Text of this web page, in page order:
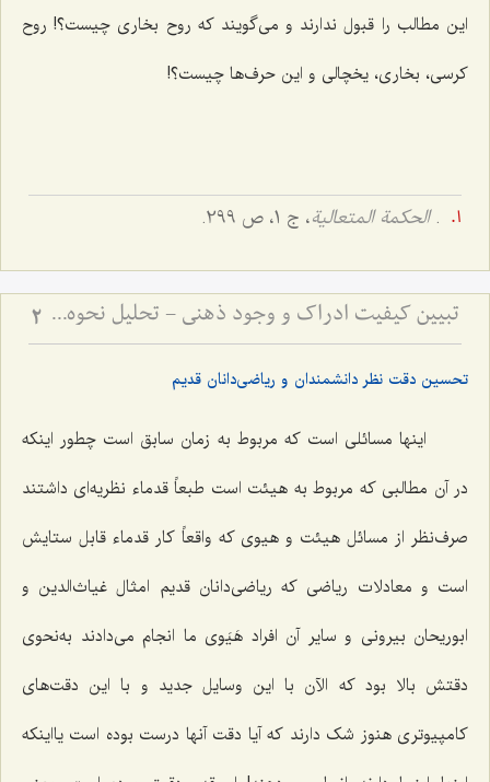
این مطالب را قبول ندارند و می‌گویند که روح بخاری چیست؟! روح
کرسی، بخاری، یخچالی و این حرف‌ها چیست؟!
.الحکمة المتعالیة، ج 1، ص 299.
تبیین کیفیت ادراک و وجود ذهنی - تحلیل نحوه ارتباط نفس با عالم مثال و صور خارجی 2
تحسین دقت نظر دانشمندان و ریاضی‌دانان قدیم
اینها مسائلی است که مربوط به زمان سابق است چطور اینکه
در آن مطالبی که مربوط به هیئت است طبعاً قدماء نظریه‌ای داشتند
صرف‌نظر از مسائل هیئت و هیوی که واقعاً کار قدماء قابل ستایش
است و معادلات ریاضی که ریاضی‌دانان قدیم امثال غیاث‌الدین و
ابوریحان بیرونی و سایر آن افراد هَیَوی ما انجام می‌دادند به‌نحوی
دقتش بالا بود که الآن با این وسایل جدید و با این دقت‌های
کامپیوتری هنوز شک دارند که آیا دقت آنها درست بوده است یااینکه